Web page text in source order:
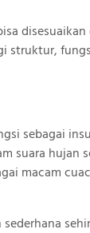
struktur,
sebagai
suara hujan
macam